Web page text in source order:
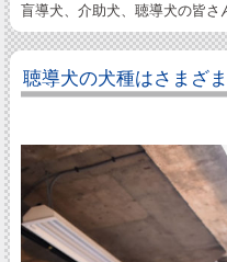
盲導犬、介助犬、聴導犬の皆さ
聴導犬の犬種はさまざま